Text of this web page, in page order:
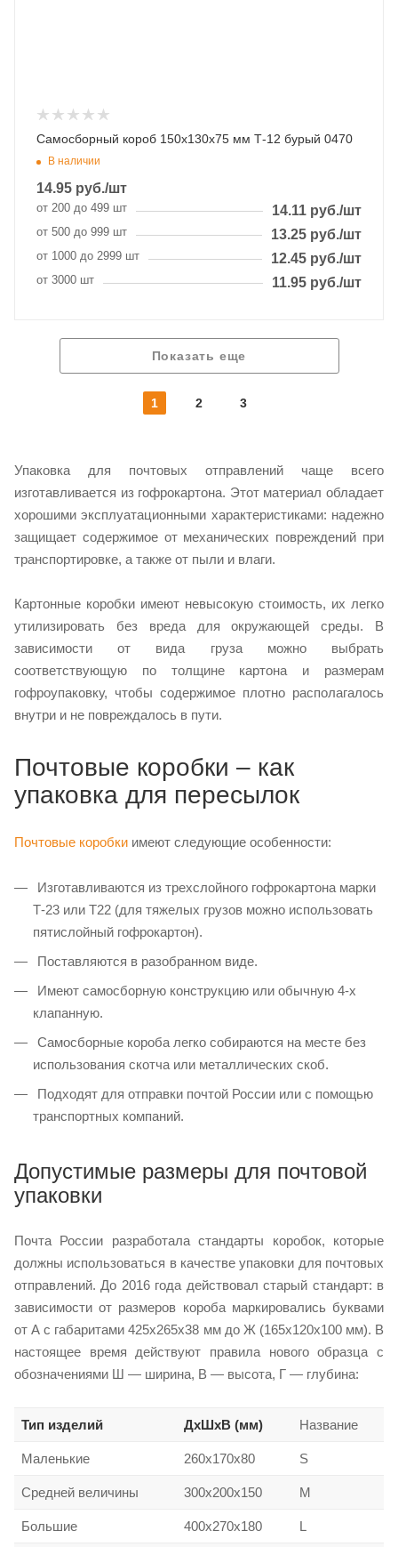
Самосборный короб 150х130х75 мм Т-12 бурый 0470
В наличии
14.95 руб./шт
от 200 до 499 шт 14.11 руб./шт
от 500 до 999 шт 13.25 руб./шт
от 1000 до 2999 шт 12.45 руб./шт
от 3000 шт 11.95 руб./шт
Показать еще
1 2 3
Упаковка для почтовых отправлений чаще всего
изготавливается из гофрокартона. Этот материал обладает
хорошими эксплуатационными характеристиками: надежно
защищает содержимое от механических повреждений при
транспортировке, а также от пыли и влаги.
Картонные коробки имеют невысокую стоимость, их легко
утилизировать без вреда для окружающей среды. В
зависимости от вида груза можно выбрать
соответствующую по толщине картона и размерам
гофроупаковку, чтобы содержимое плотно располагалось
внутри и не повреждалось в пути.
Почтовые коробки – как
упаковка для пересылок
Почтовые коробки имеют следующие особенности:
Изготавливаются из трехслойного гофрокартона марки
Т-23 или Т22 (для тяжелых грузов можно использовать
пятислойный гофрокартон).
Поставляются в разобранном виде.
Имеют самосборную конструкцию или обычную 4-х
клапанную.
Самосборные короба легко собираются на месте без
использования скотча или металлических скоб.
Подходят для отправки почтой России или с помощью
транспортных компаний.
Допустимые размеры для почтовой
упаковки
Почта России разработала стандарты коробок, которые
должны использоваться в качестве упаковки для почтовых
отправлений. До 2016 года действовал старый стандарт: в
зависимости от размеров короба маркировались буквами
от А с габаритами 425х265х38 мм до Ж (165х120х100 мм). В
настоящее время действуют правила нового образца с
обозначениями Ш — ширина, В — высота, Г — глубина:
Тип изделий ДхШхВ (мм) Название
Маленькие 260х170х80 S
Средней величины 300х200х150 M
Большие 400х270х180 L